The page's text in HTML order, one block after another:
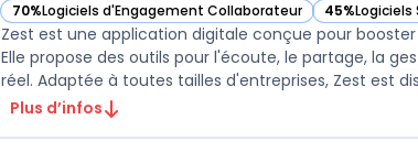
70%Logiciels d'Engagement Collaborateur
— voir Zest dans cette catégorie 45%Logiciels
— voir Zest
Zest est une application digitale conçue pour
Elle propose des outils pour l'écoute, le partage, la
réel. Adaptée à toutes tailles d'entreprises, Zest est
Plus d’infos